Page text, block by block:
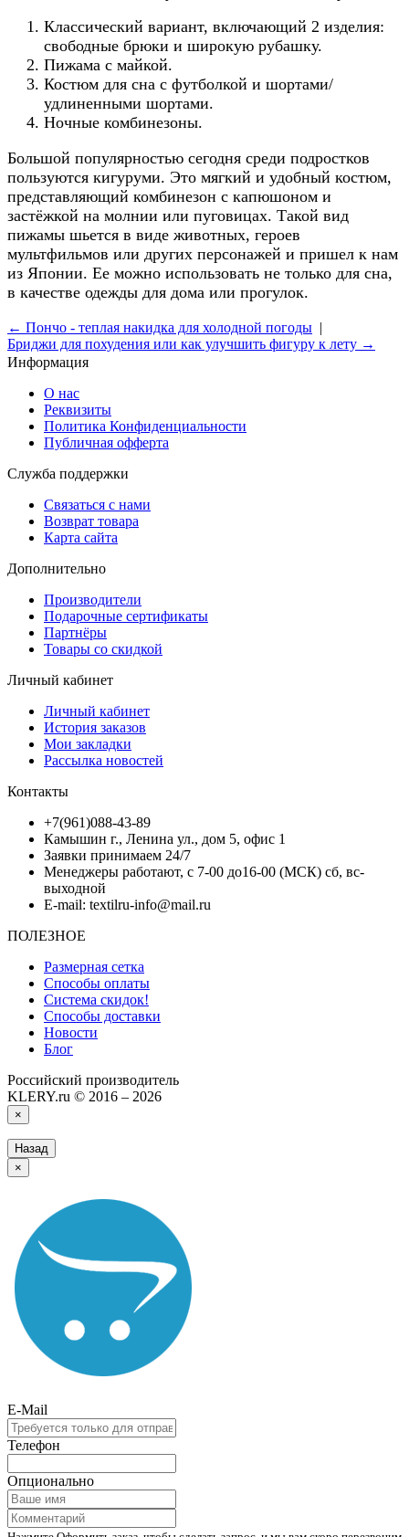
Классический вариант, включающий 2 изделия:
свободные брюки и широкую рубашку.
Пижама с майкой.
Костюм для сна с футболкой и шортами/
удлиненными шортами.
Ночные комбинезоны.
Большой популярностью сегодня среди подростков
пользуются кигуруми. Это мягкий и удобный костюм,
представляющий комбинезон с капюшоном и
застёжкой на молнии или пуговицах. Такой вид
пижамы шьется в виде животных, героев
мультфильмов или других персонажей и пришел к нам
из Японии. Ее можно использовать не только для сна,
в качестве одежды для дома или прогулок.
← Пончо - теплая накидка для холодной погоды |
Бриджи для похудения или как улучшить фигуру к лету →
Информация
О нас
Реквизиты
Политика Конфиденциальности
Публичная офферта
Служба поддержки
Связаться с нами
Возврат товара
Карта сайта
Дополнительно
Производители
Подарочные сертификаты
Партнёры
Товары со скидкой
Личный кабинет
Личный кабинет
История заказов
Мои закладки
Рассылка новостей
Контакты
+7(961)088-43-89
Камышин г., Ленина ул., дом 5, офис 1
Заявки принимаем 24/7
Менеджеры работают, с 7-00 до16-00 (МСК) сб, вс-
выходной
E-mail: textilru-info@mail.ru
ПОЛЕЗНОЕ
Размерная сетка
Способы оплаты
Система скидок!
Способы доставки
Новости
Блог
Российский производитель
KLERY.ru © 2016 – 2026
×
Назад
×
E-Mail
Телефон
Опционально